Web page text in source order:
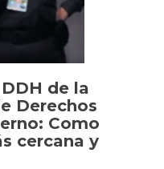
de la
Derechos
Como
cercana y